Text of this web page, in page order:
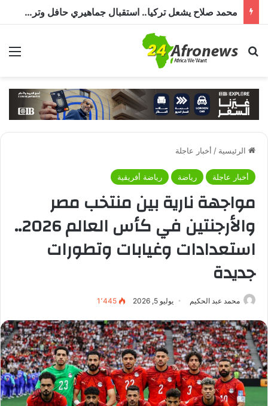
مصر للطيران تستأنف رحلاتها إلي مطار بورتسودان
بحث عن
الرئيسية / أخبار عاجلة
أخبار عاجلة رياضة رياضة أفريقية
مواجهة نارية بين منتخب مصر
والأرجنتين في كأس العالم 2026..
استعدادات وغيابات وتطورات
جديدة
محمد عبد الحكيم يوليو 5, 2026 1٬445